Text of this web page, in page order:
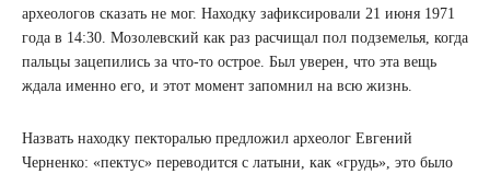
археологов сказать не мог. Находку зафиксировали 21 июня 1971
года в 14:30. Мозолевский как раз расчищал пол подземелья, когда
пальцы зацепились за что-то острое. Был уверен, что эта вещь
ждала именно его, и этот момент запомнил на всю жизнь.
Назвать находку пекторалью предложил археолог Евгений
Черненко: «пектус» переводится с латыни, как «грудь», это было